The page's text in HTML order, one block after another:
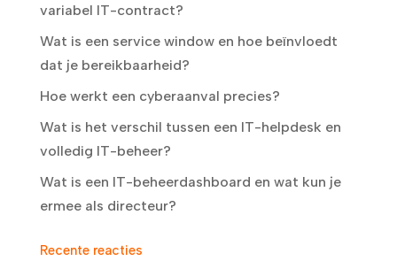
variabel IT-contract?
Wat is een service window en hoe beïnvloedt
dat je bereikbaarheid?
Hoe werkt een cyberaanval precies?
Wat is het verschil tussen een IT-helpdesk en
volledig IT-beheer?
Wat is een IT-beheerdashboard en wat kun je
ermee als directeur?
Recente reacties